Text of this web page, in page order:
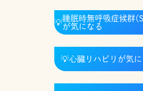
💡睡眠時無呼吸症候群
が気になる
💡心臓リハビリが気に